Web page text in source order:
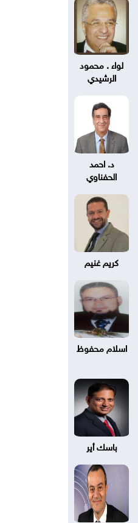
لواء . محمود
الرشيدي
د. احمد
الحفناوي
كريم غنيم
اسلام محفوظ
باسك أير